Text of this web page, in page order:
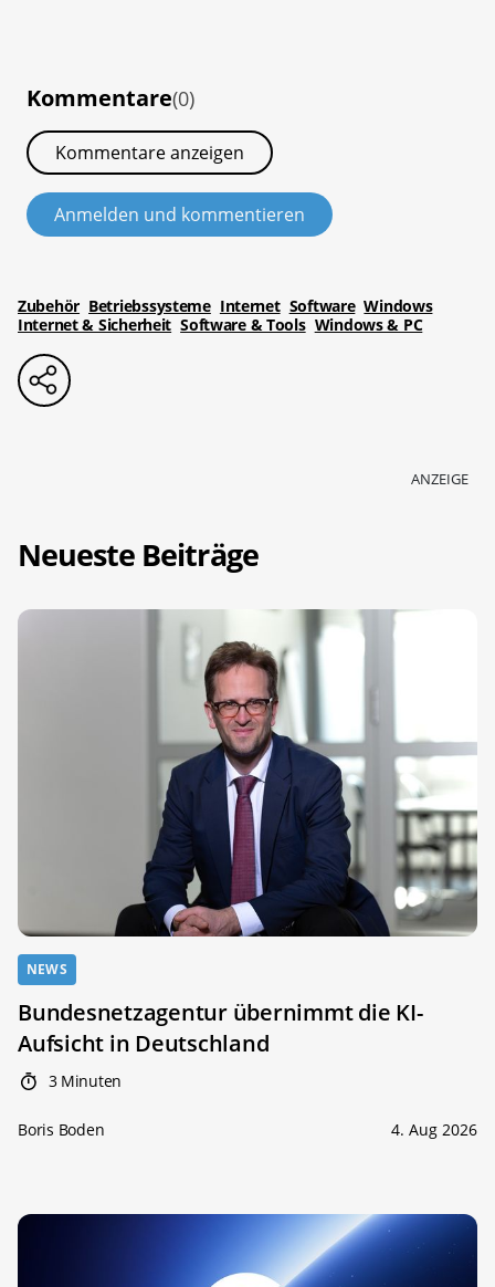
Kommentare(0)
Kommentare anzeigen
Anmelden und kommentieren
Zubehör Betriebssysteme Internet Software Windows
Internet & Sicherheit Software & Tools Windows & PC
ANZEIGE
Neueste Beiträge
NEWS
Bundesnetzagentur übernimmt die KI-
Aufsicht in Deutschland
3 Minuten
Boris Boden 4. Aug 2026